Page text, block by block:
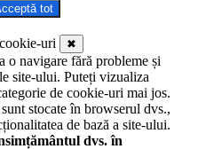
tot
uri
✖
o navigare fără probleme și
site-ului. Puteți vizualiza
de cookie-uri mai jos.
sunt stocate în browserul dvs.,
de bază a site-ului.
dvs. în